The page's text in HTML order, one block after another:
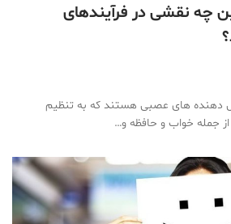
چه نقشی در فرآیندهای
دهنده های عصبی هستند که به تنظیم
جمله خواب و حافظه و…